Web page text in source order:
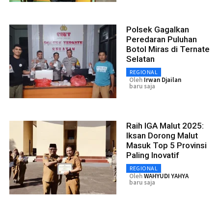
Polsek Gagalkan
Peredaran Puluhan
Botol Miras di Ternate
Selatan
REGIONAL
Oleh Irwan Djailan
baru saja
Raih IGA Malut 2025:
Iksan Dorong Malut
Masuk Top 5 Provinsi
Paling Inovatif
REGIONAL
OlehWAHYUDI YAHYA
baru saja